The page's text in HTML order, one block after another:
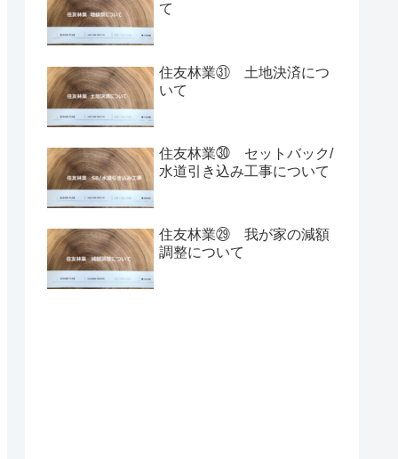
て
住友林業㉛ 土地決済につ
いて
住友林業㉚ セットバック/
水道引き込み工事について
住友林業㉙ 我が家の減額
調整について